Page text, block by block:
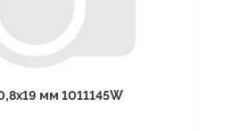
мм 1011145W